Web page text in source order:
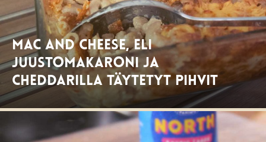
Mac and cheese, eli
juustomakaroni ja
Cheddarilla täytetyt pihvit